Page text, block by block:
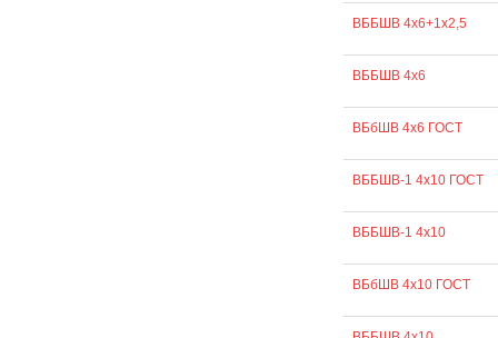
ВББШВ 4х6+1х2,5
ВББШВ 4х6
ВБбШВ 4х6 ГОСТ
ВББШВ-1 4х10 ГОСТ
ВББШВ-1 4х10
ВБбШВ 4х10 ГОСТ